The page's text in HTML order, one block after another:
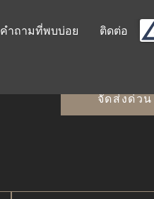
คำถามที่พบบ่อย ติดต่อ
จัดส่งด่วน